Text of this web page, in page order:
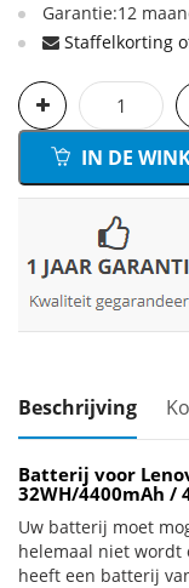
Garantie:12
Staffelkorting
IN DE
Beschrijving
Batterij voor
32WH/4400mAh /
Uw batterij moet
helemaal niet wordt
heeft een batterij